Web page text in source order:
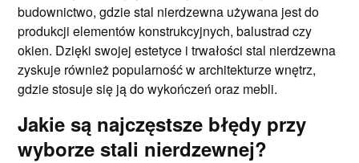
budownictwo, gdzie stal nierdzewna używana jest do
produkcji elementów konstrukcyjnych, balustrad czy
okien. Dzięki swojej estetyce i trwałości stal nierdzewna
zyskuje również popularność w architekturze wnętrz,
gdzie stosuje się ją do wykończeń oraz mebli.
Jakie są najczęstsze błędy przy
wyborze stali nierdzewnej?